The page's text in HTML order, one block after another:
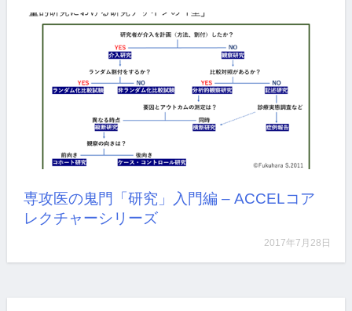
専攻医の鬼門「研究」入門編 – ACCELコア
レクチャーシリーズ
2017年7月28日
漢方では、各季節の気象の特徴…
詳しく見る